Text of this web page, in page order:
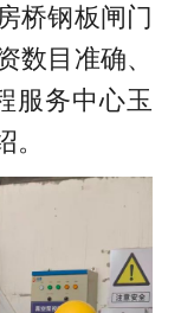
桥钢板闸门
数目准确、
服务中心玉